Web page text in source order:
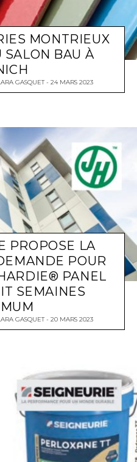
MONTRIEUX
SALON BAU À
GASQUET 24 MARS 2023
PROPOSE LA
POUR
PANEL
SEMAINES
GASQUET 20 MARS 2023